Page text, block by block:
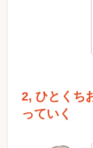
2, ひとくち
っていく